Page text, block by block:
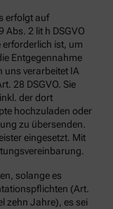
erfolgt auf
Abs. 2 lit h DSGVO
erforderlich ist, um
Entgegennahme
uns verarbeitet IA
28 DSGVO. Sie
der dort
hochzuladen oder
zu übersenden.
eingesetzt. Mit
solange es
(Art.
zehn Jahre), es sei